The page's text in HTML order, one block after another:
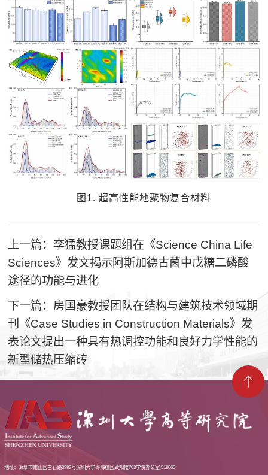
图1. 超高性能地聚物复合材料
上一篇：李猛教授课题组在《Science China Life
Sciences》发文揭示阿斯加德古菌中戊糖二磷酸
途径的功能与进化
下一篇：房国豪教授团队在结构与建筑技术领域期
刊《Case Studies in Construction Materials》发
表论文提出一种具有热调控功能和良好力学性能的
新型储热压缩砖
地址：深圳市南山区白石路3883号深圳大学粤海校区致知楼703学院办公室 518060